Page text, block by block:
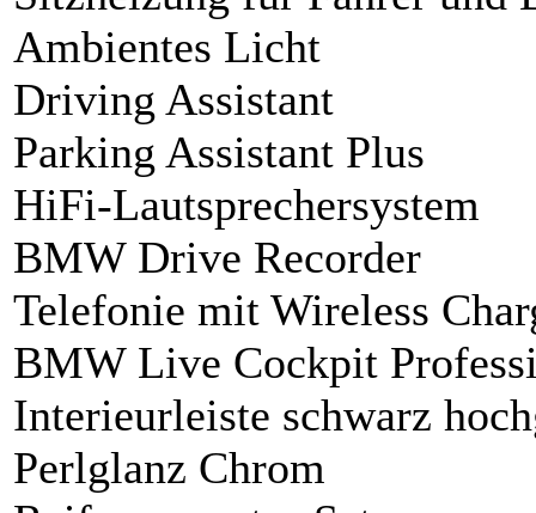
Ambientes Licht
Driving Assistant
Parking Assistant Plus
HiFi-Lautsprechersystem
BMW Drive Recorder
Telefonie mit Wireless
BMW Live Cockpit
Interieurleiste schwarz
Perlglanz Chrom